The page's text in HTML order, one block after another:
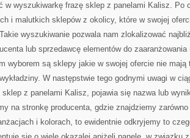
w wyszukiwarkę frazę sklep z panelami Kalisz. Po
i malutkich sklepów z okolicy, które w swojej
wyszukiwanie pozwala nam zlokalizować
lub sprzedawcę elementów do
wyborem są sklepy jakie w swojej ofercie nie
W następstwie tego godnymi uwagi w
z panelami Kalisz, pojawia się nazwa lub
na stronkę producenta, gdzie znajdziemy
i kolorach, to ewidentnie odkryjemy to